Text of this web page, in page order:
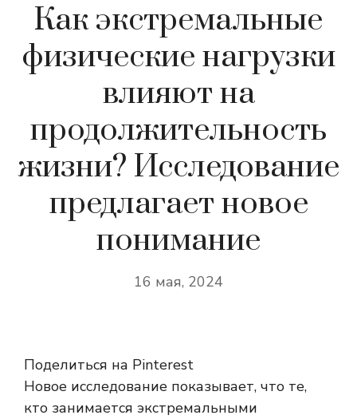
Как экстремальные
физические нагрузки
влияют на
продолжительность
жизни? Исследование
предлагает новое
понимание
16 мая, 2024
Поделиться на Pinterest
Новое исследование показывает, что те,
кто занимается экстремальными